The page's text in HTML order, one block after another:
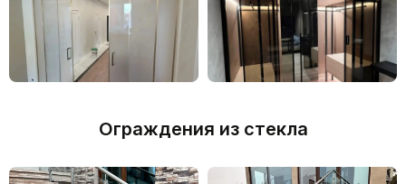
Ограждения из стекла